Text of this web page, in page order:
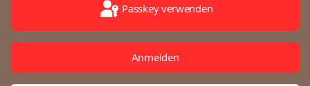
Passkey verwenden
Anmelden